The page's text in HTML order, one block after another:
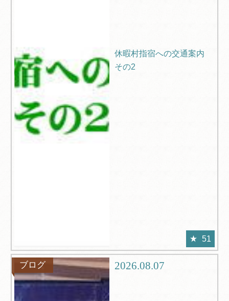
休暇村指宿への交通案内
その2
51
ブログ 2026.08.07